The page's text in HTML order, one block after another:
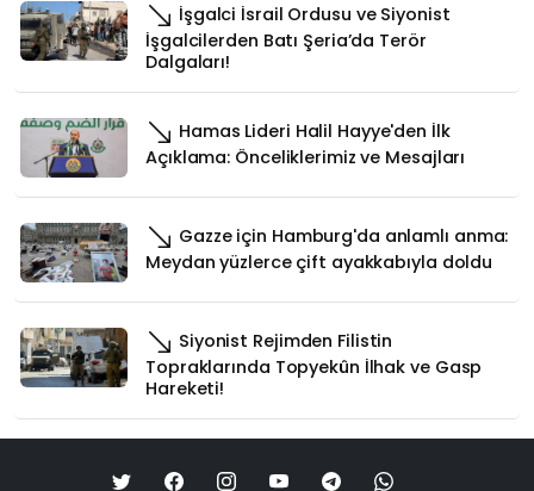
İşgalci İsrail Ordusu ve Siyonist
İşgalcilerden Batı Şeria’da Terör
Dalgaları!
Hamas Lideri Halil Hayye'den İlk
Açıklama: Önceliklerimiz ve Mesajları
Gazze için Hamburg'da anlamlı anma:
Meydan yüzlerce çift ayakkabıyla doldu
Siyonist Rejimden Filistin
Topraklarında Topyekûn İlhak ve Gasp
Hareketi!